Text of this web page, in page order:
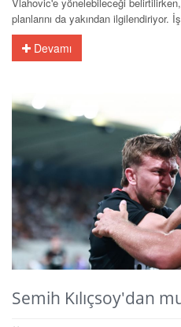
planlarını da yakından ilgilendiriyor.
Devamı
Semih Kılıçsoy'dan